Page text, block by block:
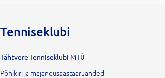
Tenniseklubi
Tähtvere Tenniseklubi MTÜ
Põhikiri ja majandusaastaaruanded